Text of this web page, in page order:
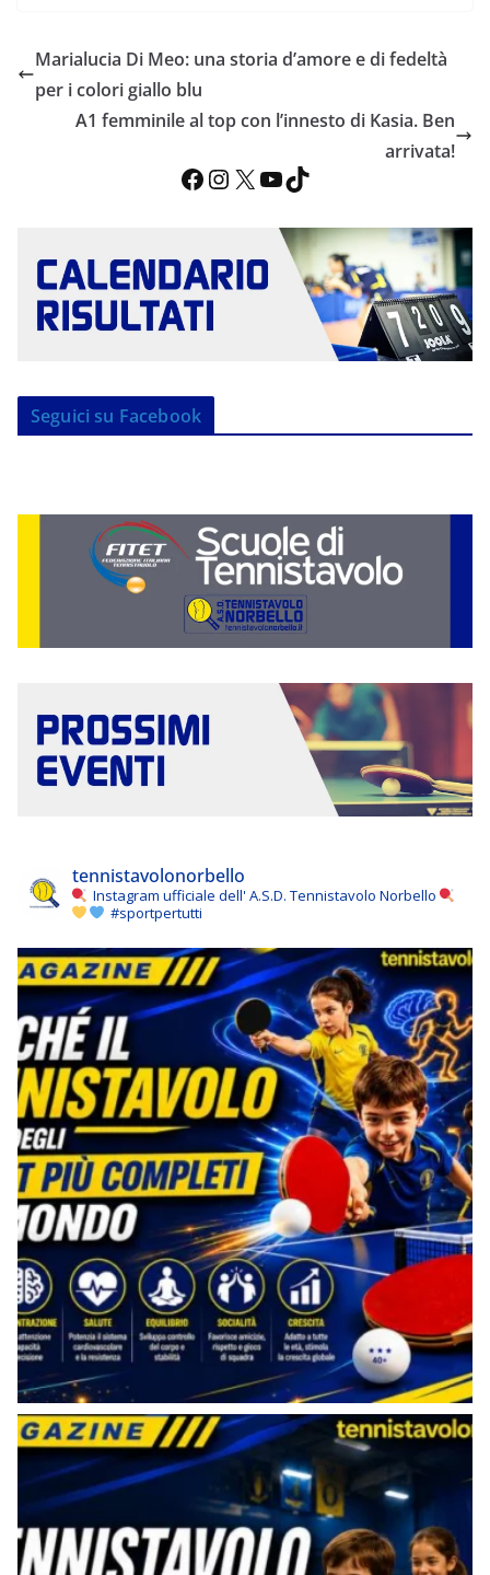
Marialucia Di Meo: una storia d’amore e di fedeltà
per i colori giallo blu
A1 femminile al top con l’innesto di Kasia. Ben
arrivata!
Facebook InstagramX YouTube TikTok
Seguici su Facebook
tennistavolonorbello
Instagram ufficiale dell' A.S.D. Tennistavolo Norbello
#sportpertutti